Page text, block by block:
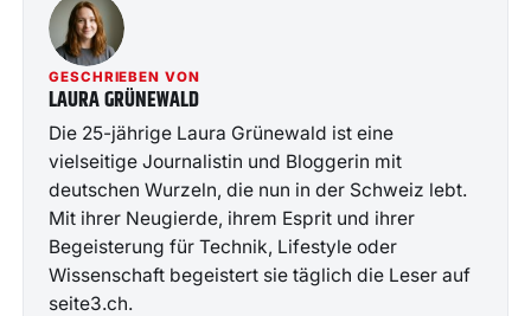
GESCHRIEBEN VON
LAURA GRÜNEWALD
Die 25-jährige Laura Grünewald ist eine
vielseitige Journalistin und Bloggerin mit
deutschen Wurzeln, die nun in der Schweiz lebt.
Mit ihrer Neugierde, ihrem Esprit und ihrer
Begeisterung für Technik, Lifestyle oder
Wissenschaft begeistert sie täglich die Leser auf
seite3.ch.